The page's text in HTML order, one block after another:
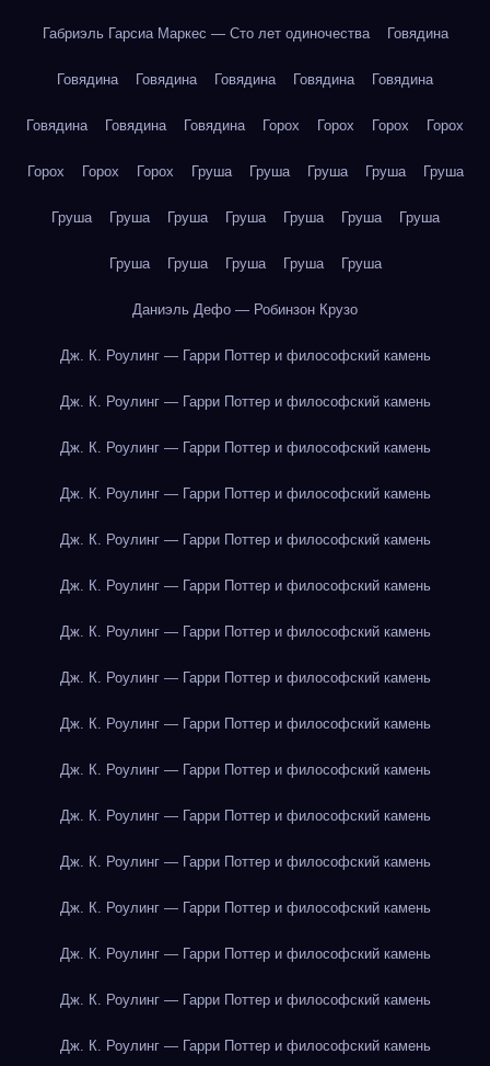
Габриэль Гарсиа Маркес — Сто лет одиночества Говядина
Говядина Говядина Говядина Говядина Говядина
Говядина Говядина Говядина Горох Горох Горох Горох
Горох Горох Горох Груша Груша Груша Груша Груша
Груша Груша Груша Груша Груша Груша Груша
Груша Груша Груша Груша Груша
Даниэль Дефо — Робинзон Крузо
Дж. К. Роулинг — Гарри Поттер и философский камень
Дж. К. Роулинг — Гарри Поттер и философский камень
Дж. К. Роулинг — Гарри Поттер и философский камень
Дж. К. Роулинг — Гарри Поттер и философский камень
Дж. К. Роулинг — Гарри Поттер и философский камень
Дж. К. Роулинг — Гарри Поттер и философский камень
Дж. К. Роулинг — Гарри Поттер и философский камень
Дж. К. Роулинг — Гарри Поттер и философский камень
Дж. К. Роулинг — Гарри Поттер и философский камень
Дж. К. Роулинг — Гарри Поттер и философский камень
Дж. К. Роулинг — Гарри Поттер и философский камень
Дж. К. Роулинг — Гарри Поттер и философский камень
Дж. К. Роулинг — Гарри Поттер и философский камень
Дж. К. Роулинг — Гарри Поттер и философский камень
Дж. К. Роулинг — Гарри Поттер и философский камень
Дж. К. Роулинг — Гарри Поттер и философский камень